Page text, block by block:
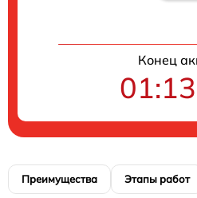
Конец
Преимущества Этапы работ